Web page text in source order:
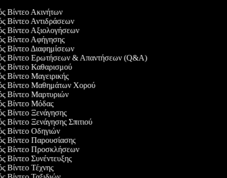
Βίντεο Ακινήτων
Βίντεο Αντιδράσεων
Βίντεο Αξιολογήσεων
Βίντεο Αφήγησης
Βίντεο Διαφημίσεων
Βίντεο Ερωτήσεων & Απαντήσεων (Q&A)
Βίντεο Καθαρισμού
Βίντεο Μαγειρικής
Βίντεο Μαθημάτων Χορού
Βίντεο Μαρτυριών
Βίντεο Μόδας
Βίντεο Ξενάγησης
Βίντεο Ξενάγησης Σπιτιού
Βίντεο Οδηγιών
Βίντεο Παρουσίασης
Βίντεο Προσκλήσεων
Βίντεο Συνέντευξης
Βίντεο Τέχνης